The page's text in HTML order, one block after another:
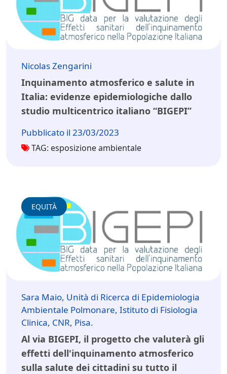
Nicolas Zengarini
Inquinamento atmosferico e salute in
Italia: evidenze epidemiologiche dallo
studio multicentrico italiano “BIGEPI”
Pubblicato il 23/03/2023
TAG: esposizione ambientale
EQUITÀ
Sara Maio, Unità di Ricerca di Epidemiologia
Ambientale Polmonare, Istituto di Fisiologia
Clinica, CNR, Pisa.
Al via BIGEPI, il progetto che valuterà gli
effetti dell'inquinamento atmosferico
sulla salute dei cittadini su tutto il